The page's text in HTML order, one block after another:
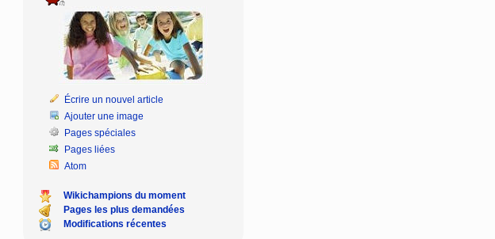
Écrire un nouvel article
Ajouter une image
Pages spéciales
Pages liées
Atom
Wikichampions du moment
Pages les plus demandées
Modifications récentes